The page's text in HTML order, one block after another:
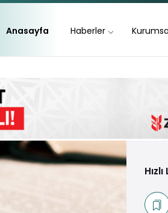
Anasayfa Haberler